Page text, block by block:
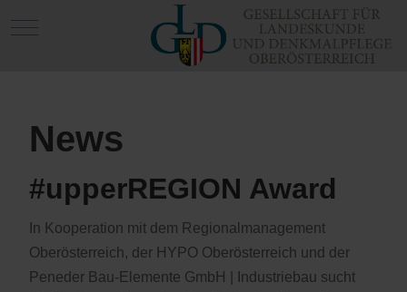
Mobile Menu Toggle
News
#upperREGION Award
In Kooperation mit dem Regionalmanagement
Oberösterreich, der HYPO Oberösterreich und der
Peneder Bau-Elemente GmbH | Industriebau sucht